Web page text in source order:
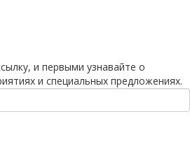
и первыми узнавайте о
и специальных предложениях.